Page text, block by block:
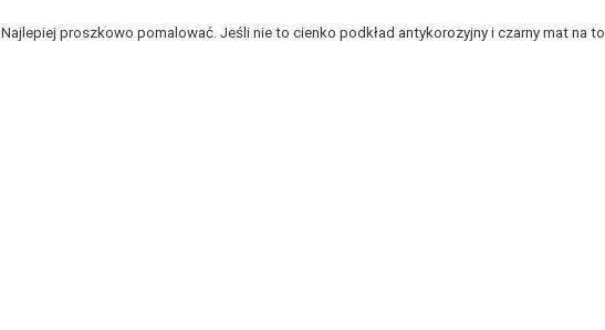
Najlepiej proszkowo pomalować. Jeśli nie to cienko podkład antykorozyjny i czarny mat na to.